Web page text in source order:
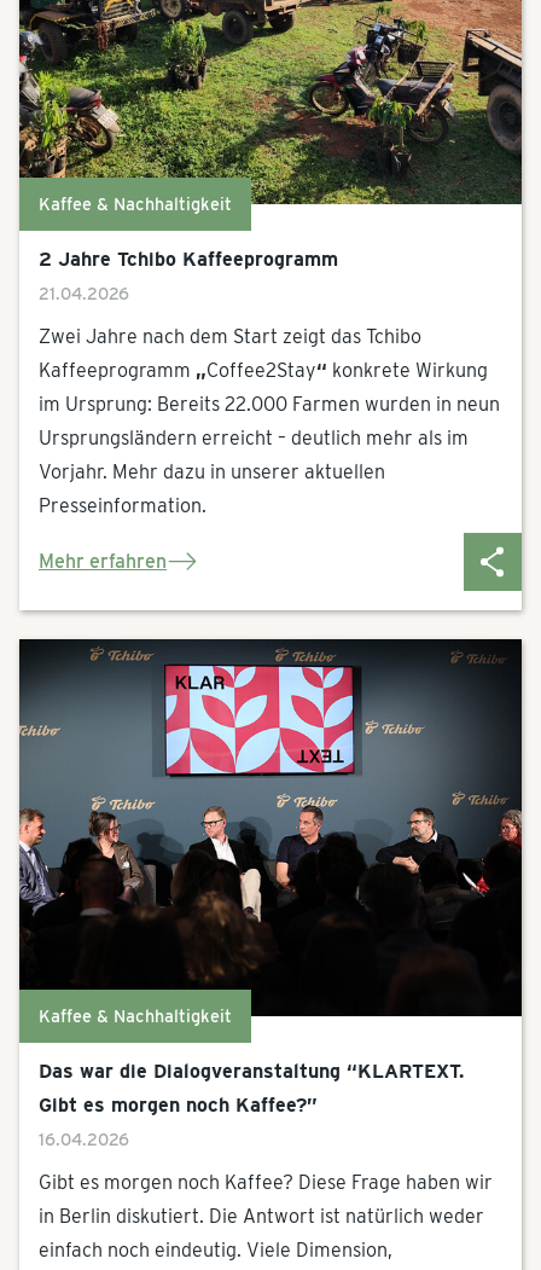
Kaffee & Nachhaltigkeit
2 Jahre Tchibo Kaffeeprogramm
21.04.2026
Zwei Jahre nach dem Start zeigt das Tchibo
Kaffeeprogramm „Coffee2Stay“ konkrete Wirkung
im Ursprung: Bereits 22.000 Farmen wurden in neun
Ursprungsländern erreicht – deutlich mehr als im
Vorjahr. Mehr dazu in unserer aktuellen
Presseinformation.
Mehr erfahren
Kaffee & Nachhaltigkeit
Das war die Dialogveranstaltung “KLARTEXT.
Gibt es morgen noch Kaffee?”
16.04.2026
Gibt es morgen noch Kaffee? Diese Frage haben wir
in Berlin diskutiert. Die Antwort ist natürlich weder
einfach noch eindeutig. Viele Dimension,